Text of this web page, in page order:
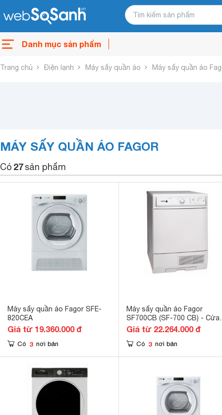
Danh mục sản phẩm
Trang chủ Điện lạnh Máy sấy quần áo Máy sấy quần áo
MÁY SẤY QUẦN ÁO FAGOR
Có 27sản phẩm
Máy sấy quần áo Fagor SFE-
820CEA
Giá từ 19.360.000 đ
Có 3 nơi bán
Máy sấy quần áo Fagor
SF700CB (SF-700 CB) - Cửa
trước, 7 Kg
Giá từ 22.264.000 đ
Có 3 nơi bán